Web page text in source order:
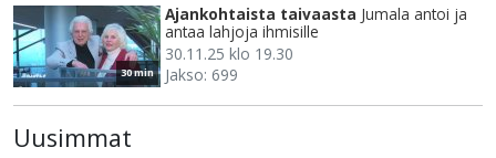
30 min
Ajankohtaista taivaasta Jumala antoi ja
antaa lahjoja ihmisille
30.11.25 klo 19.30
Jakso: 699
Uusimmat